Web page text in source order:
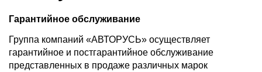
Гарантийное обслуживание
Группа компаний «АВТОРУСЬ» осуществляет
гарантийное и постгарантийное обслуживание
представленных в продаже различных марок